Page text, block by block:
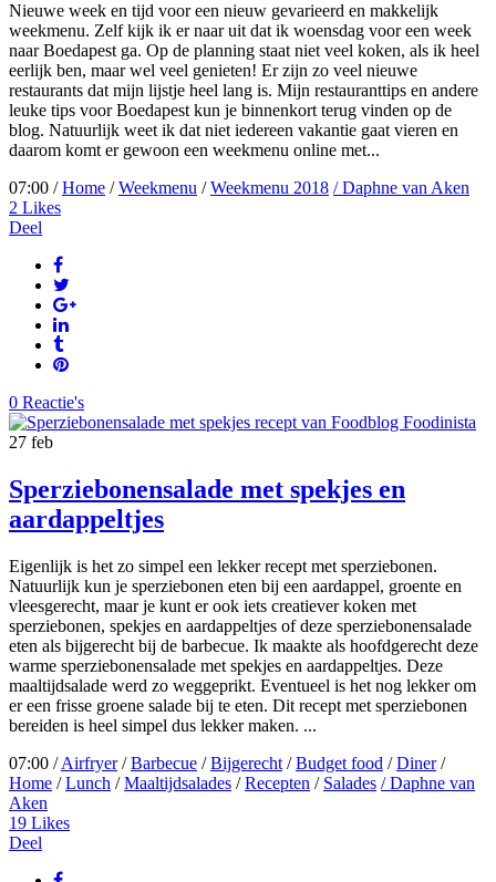
Nieuwe week en tijd voor een nieuw gevarieerd en makkelijk
weekmenu. Zelf kijk ik er naar uit dat ik woensdag voor een week
naar Boedapest ga. Op de planning staat niet veel koken, als ik heel
eerlijk ben, maar wel veel genieten! Er zijn zo veel nieuwe
restaurants dat mijn lijstje heel lang is. Mijn restauranttips en andere
leuke tips voor Boedapest kun je binnenkort terug vinden op de
blog. Natuurlijk weet ik dat niet iedereen vakantie gaat vieren en
daarom komt er gewoon een weekmenu online met...
07:00 /Home /Weekmenu /Weekmenu 2018 / Daphne van Aken
2 Likes
Deel
0 Reactie's
27 feb
Sperziebonensalade met spekjes en
aardappeltjes
Eigenlijk is het zo simpel een lekker recept met sperziebonen.
Natuurlijk kun je sperziebonen eten bij een aardappel, groente en
vleesgerecht, maar je kunt er ook iets creatiever koken met
sperziebonen, spekjes en aardappeltjes of deze sperziebonensalade
eten als bijgerecht bij de barbecue. Ik maakte als hoofdgerecht deze
warme sperziebonensalade met spekjes en aardappeltjes. Deze
maaltijdsalade werd zo weggeprikt. Eventueel is het nog lekker om
er een frisse groene salade bij te eten. Dit recept met sperziebonen
bereiden is heel simpel dus lekker maken. ...
07:00 /Airfryer/Barbecue /Bijgerecht /Budget food /Diner/
Home /Lunch /Maaltijdsalades /Recepten / Salades / Daphne van
Aken
19 Likes
Deel